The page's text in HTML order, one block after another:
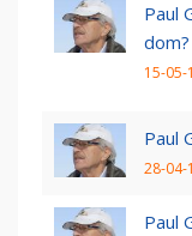
Paul
dom?
15-05-
Paul
28-04-
Paul